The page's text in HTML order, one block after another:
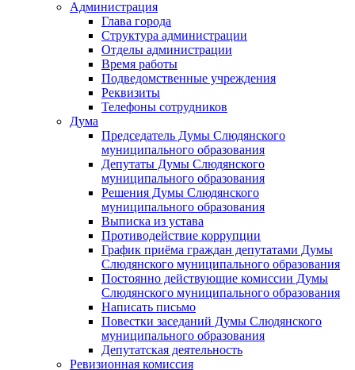
Администрация
Глава города
Структура администрации
Отделы администрации
Время работы
Подведомственные учреждения
Реквизиты
Телефоны сотрудников
Дума
Председатель Думы Слюдянского
муниципального образования
Депутаты Думы Слюдянского
муниципального образования
Решения Думы Слюдянского
муниципального образования
Выписка из устава
Противодействие коррупции
График приёма граждан депутатами Думы
Слюдянского муниципального образования
Постоянно действующие комиссии Думы
Слюдянского муниципального образования
Написать письмо
Повестки заседаний Думы Слюдянского
муниципального образования
Депутатская деятельность
Ревизионная комиссия